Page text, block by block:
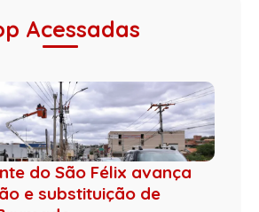
Acessadas
do São Félix avança
e substituição de